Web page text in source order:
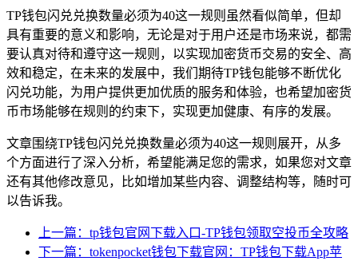
TP钱包闪兑兑换数量必须为40这一规则虽然看似简单，但却
具有重要的意义和影响，无论是对于用户还是市场来说，都需
要认真对待和遵守这一规则，以实现加密货币交易的安全、高
效和稳定，在未来的发展中，我们期待TP钱包能够不断优化
闪兑功能，为用户提供更加优质的服务和体验，也希望加密货
币市场能够在规则的约束下，实现更加健康、有序的发展。
文章围绕TP钱包闪兑兑换数量必须为40这一规则展开，从多
个方面进行了深入分析，希望能满足您的需求，如果您对文章
还有其他修改意见，比如增加某些内容、调整结构等，随时可
以告诉我。
上一篇：tp钱包官网下载入口-TP钱包领取空投币全攻略
下一篇：tokenpocket钱包下载官网：TP钱包下载App苹